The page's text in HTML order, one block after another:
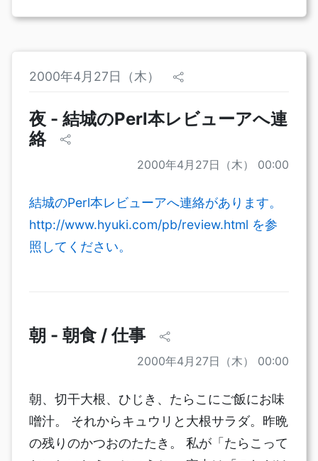
2000年4月27日（木）
夜 - 結城のPerl本レビューアへ連
絡
2000年4月27日（木） 00:00
結城のPerl本レビューアへ連絡があります。
http://www.hyuki.com/pb/review.html を参
照してください。
朝 - 朝食 / 仕事
2000年4月27日（木） 00:00
朝、切干大根、ひじき、たらこにご飯にお味
噌汁。 それからキュウリと大根サラダ。昨晩
の残りのかつおのたたき。 私が「たらこって